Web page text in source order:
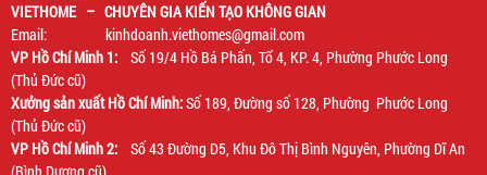
VIETHOME – CHUYÊN GIA KIẾN TẠO KHÔNG GIAN
Email: kinhdoanh.viethomes@gmail.com
VP Hồ Chí Minh 1: Số 19/4 Hồ Bá Phấn, Tổ 4, KP. 4, Phường Phước Long
(Thủ Đức cũ)
Xưởng sản xuất Hồ Chí Minh:Số 189, Đường số 128, Phường Phước Long
(Thủ Đức cũ)
VP Hồ Chí Minh 2: Số 43 Đường D5, Khu Đô Thị Bình Nguyên, Phường Dĩ An